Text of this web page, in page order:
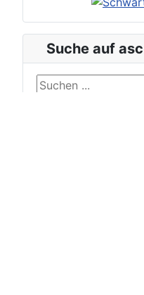
Suche auf
Suchen ...